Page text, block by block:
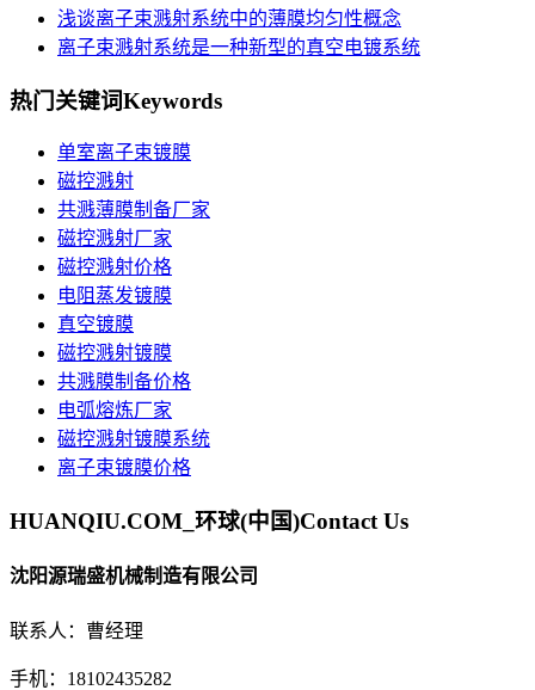
浅谈离子束溅射系统中的薄膜均匀性概念
离子束溅射系统是一种新型的真空电镀系统
热门关键词Keywords
单室离子束镀膜
磁控溅射
共溅薄膜制备厂家
磁控溅射厂家
磁控溅射价格
电阻蒸发镀膜
真空镀膜
磁控溅射镀膜
共溅膜制备价格
电弧熔炼厂家
磁控溅射镀膜系统
离子束镀膜价格
HUANQIU.COM_环球(中国)Contact Us
沈阳源瑞盛机械制造有限公司
联系人：曹经理
手机：18102435282